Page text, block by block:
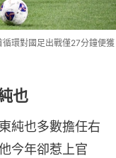
環對國足出戰僅27分鐘便獲
也
純也多數擔任右
今年卻惹上官